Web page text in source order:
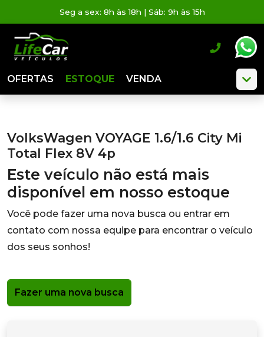
Seg a sex: 8h às 18h | Sáb: 9h às 15h
OFERTAS ESTOQUE VENDA
VolksWagen VOYAGE 1.6/1.6 City Mi
Total Flex 8V 4p
Este veículo não está mais
disponível em nosso estoque
Você pode fazer uma nova busca ou entrar em
contato com nossa equipe para encontrar o veículo
dos seus sonhos!
Fazer uma nova busca